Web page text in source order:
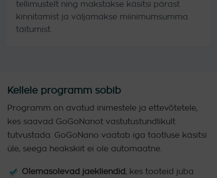
tellimustelt ning makstakse käsitsi pärast
kinnitamist ja väljamakse miinimumsumma
täitumist.
Kellele programm sobib
Programm on avatud inimestele ja ettevõtetele,
kes saavad GoGoNanot vastutustundlikult
tutvustada. GoGoNano vaatab iga taotluse käsitsi
üle, seega heakskiit ei ole automaatne.
Olemasolevad jaekliendid, kes tooteid juba